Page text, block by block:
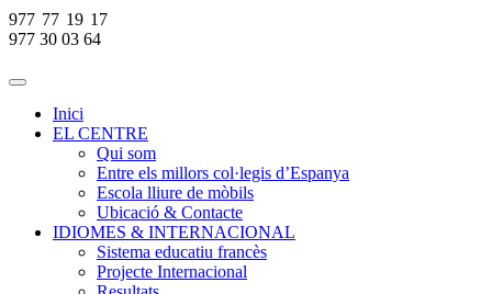
977 77 19 17
977 30 03 64
Inici
EL CENTRE
Qui som
Entre els millors col·legis d’Espanya
Escola lliure de mòbils
Ubicació & Contacte
IDIOMES & INTERNACIONAL
Sistema educatiu francès
Projecte Internacional